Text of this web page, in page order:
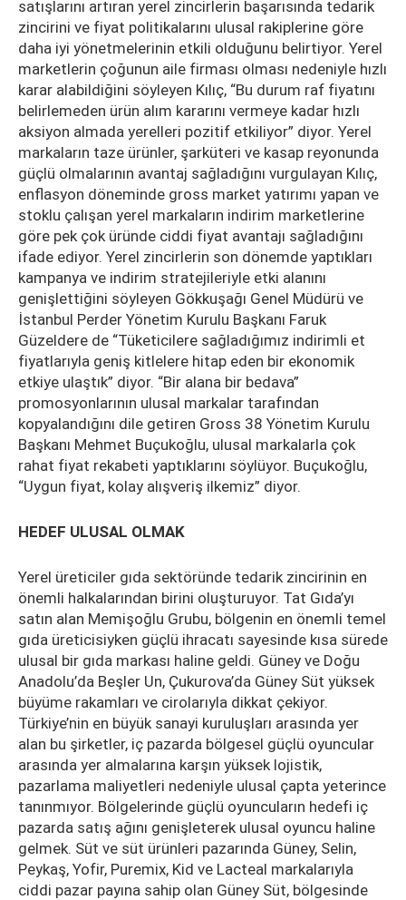
satışlarını artıran yerel zincirlerin başarısında tedarik
zincirini ve fiyat politikalarını ulusal rakiplerine göre
daha iyi yönetmelerinin etkili olduğunu belirtiyor. Yerel
marketlerin çoğunun aile firması olması nedeniyle hızlı
karar alabildiğini söyleyen Kılıç, “Bu durum raf fiyatını
belirlemeden ürün alım kararını vermeye kadar hızlı
aksiyon almada yerelleri pozitif etkiliyor” diyor. Yerel
markaların taze ürünler, şarküteri ve kasap reyonunda
güçlü olmalarının avantaj sağladığını vurgulayan Kılıç,
enflasyon döneminde gross market yatırımı yapan ve
stoklu çalışan yerel markaların indirim marketlerine
göre pek çok üründe ciddi fiyat avantajı sağladığını
ifade ediyor. Yerel zincirlerin son dönemde yaptıkları
kampanya ve indirim stratejileriyle etki alanını
genişlettiğini söyleyen Gökkuşağı Genel Müdürü ve
İstanbul Perder Yönetim Kurulu Başkanı Faruk
Güzeldere de “Tüketicilere sağladığımız indirimli et
fiyatlarıyla geniş kitlelere hitap eden bir ekonomik
etkiye ulaştık” diyor. “Bir alana bir bedava”
promosyonlarının ulusal markalar tarafından
kopyalandığını dile getiren Gross 38 Yönetim Kurulu
Başkanı Mehmet Buçukoğlu, ulusal markalarla çok
rahat fiyat rekabeti yaptıklarını söylüyor. Buçukoğlu,
“Uygun fiyat, kolay alışveriş ilkemiz” diyor.
HEDEF ULUSAL OLMAK
Yerel üreticiler gıda sektöründe tedarik zincirinin en
önemli halkalarından birini oluşturuyor. Tat Gıda’yı
satın alan Memişoğlu Grubu, bölgenin en önemli temel
gıda üreticisiyken güçlü ihracatı sayesinde kısa sürede
ulusal bir gıda markası haline geldi. Güney ve Doğu
Anadolu’da Beşler Un, Çukurova’da Güney Süt yüksek
büyüme rakamları ve cirolarıyla dikkat çekiyor.
Türkiye’nin en büyük sanayi kuruluşları arasında yer
alan bu şirketler, iç pazarda bölgesel güçlü oyuncular
arasında yer almalarına karşın yüksek lojistik,
pazarlama maliyetleri nedeniyle ulusal çapta yeterince
tanınmıyor. Bölgelerinde güçlü oyuncuların hedefi iç
pazarda satış ağını genişleterek ulusal oyuncu haline
gelmek. Süt ve süt ürünleri pazarında Güney, Selin,
Peykaş, Yofir, Puremix, Kid ve Lacteal markalarıyla
ciddi pazar payına sahip olan Güney Süt, bölgesinde